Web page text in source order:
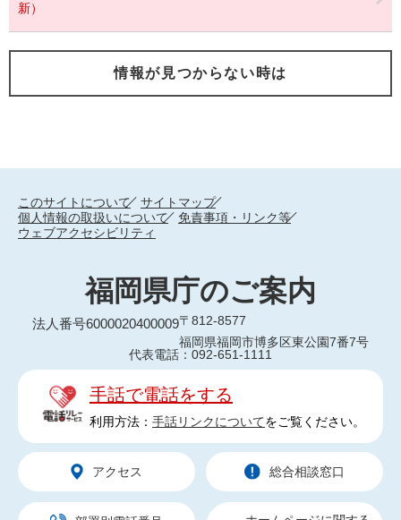
新）
情報が見つからない時は
このサイトについて
サイトマップ
個人情報の取扱いについて
免責事項・リンク等
ウェブアクセシビリティ
福岡県庁のご案内
法人番号6000020400009〒812-8577
福岡県福岡市博多区東公園7番7号
代表電話：092-651-1111
手話で電話をする
利用方法： 手話リンクについてをご覧ください。
アクセス 総合相談窓口